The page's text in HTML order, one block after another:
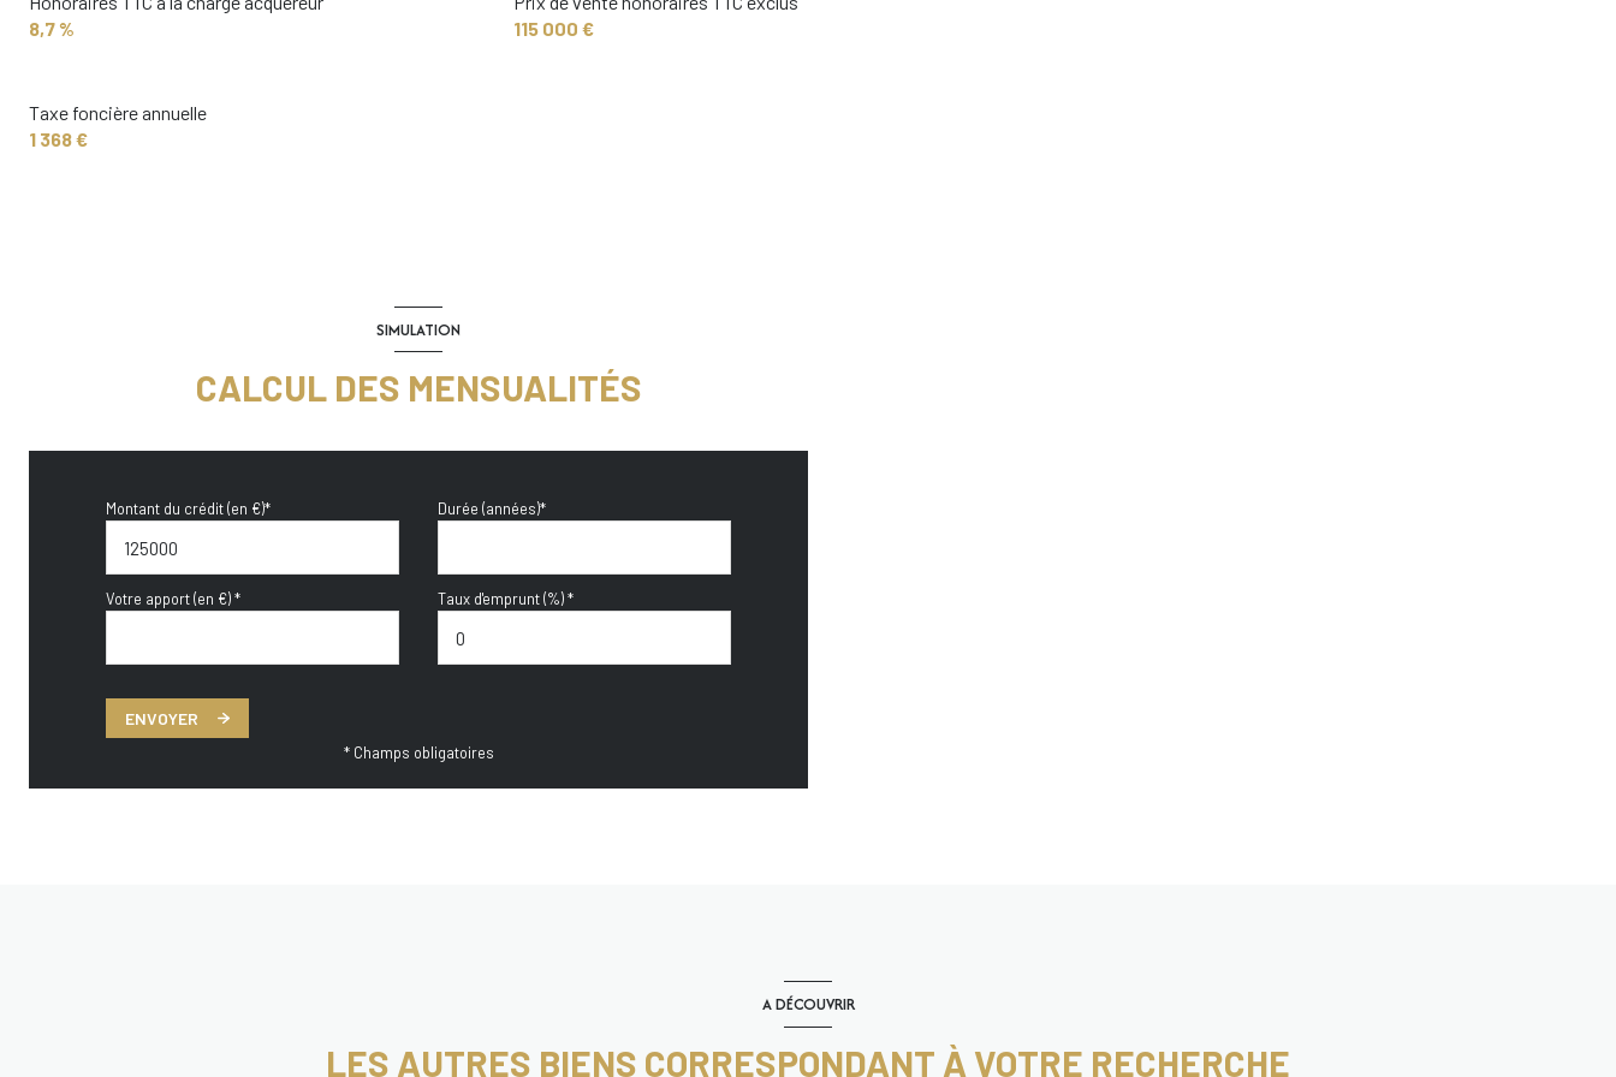
115 000 €
8,7 %
Taxe foncière annuelle
1 368 €
SIMULATION
CALCUL DES MENSUALITÉS
Montant du crédit (en €)* Durée (années)*
Votre apport (en €) * Taux d'emprunt (%) *
ENVOYER
* Champs obligatoires
A DÉCOUVRIR
LES AUTRES BIENS CORRESPONDANT À VOTRE RECHERCHE